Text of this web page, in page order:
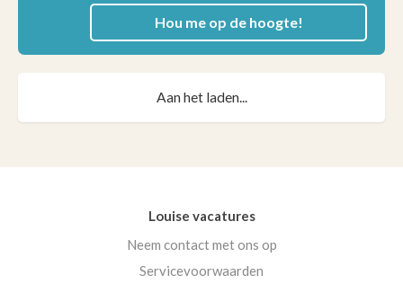
Hou me op de hoogte!
Aan het laden...
Louise vacatures
Neem contact met ons op
Servicevoorwaarden